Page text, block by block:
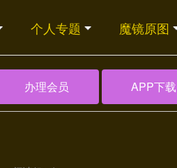
个人专题 魔镜原图
办理会员 APP下载